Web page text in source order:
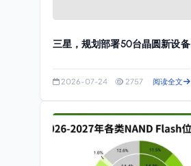
三星，规划部署50台晶圆新设备
2026-07-24 2757 阅读全文